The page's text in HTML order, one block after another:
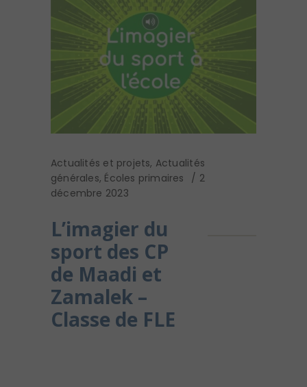
Actualités et projets, Actualités
générales, Écoles primaires
2
décembre 2023
L’imagier du
sport des CP
de Maadi et
Zamalek –
Classe de FLE